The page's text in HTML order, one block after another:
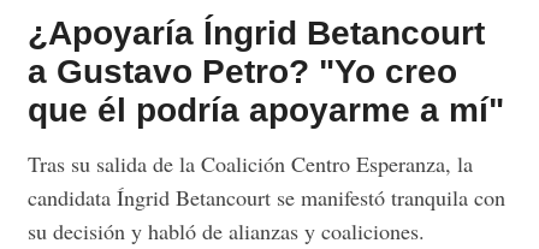
¿Apoyaría Íngrid Betancourt
a Gustavo Petro? "Yo creo
que él podría apoyarme a mí"
Tras su salida de la Coalición Centro Esperanza, la
candidata Íngrid Betancourt se manifestó tranquila con
su decisión y habló de alianzas y coaliciones.